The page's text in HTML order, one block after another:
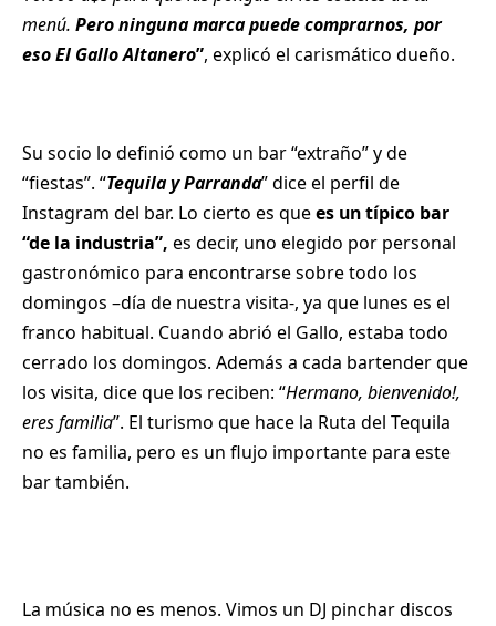
menú. Pero ninguna marca puede comprarnos, por
eso El Gallo Altanero”, explicó el carismático dueño.
Su socio lo definió como un bar “extraño” y de
“fiestas”. “Tequila y Parranda” dice el perfil de
Instagram del bar. Lo cierto es quees un típico bar
“de la industria”, es decir, uno elegido por personal
gastronómico para encontrarse sobre todo los
domingos –día de nuestra visita-, ya que lunes es el
franco habitual. Cuando abrió el Gallo, estaba todo
cerrado los domingos. Además a cada bartender que
los visita, dice que los reciben: “Hermano, bienvenido!,
eres familia”. El turismo que hace la Ruta del Tequila
no es familia, pero es un flujo importante para este
bar también.
La música no es menos. Vimos un DJ pinchar discos